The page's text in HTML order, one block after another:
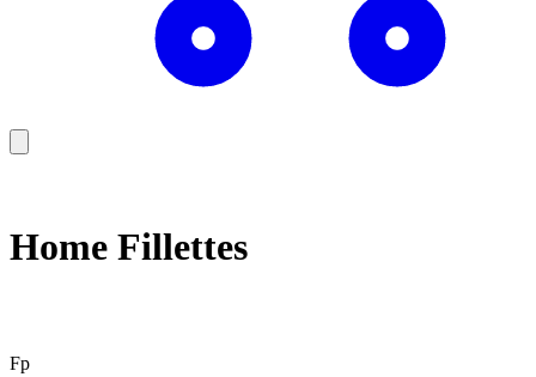
Home Fillettes
Fp